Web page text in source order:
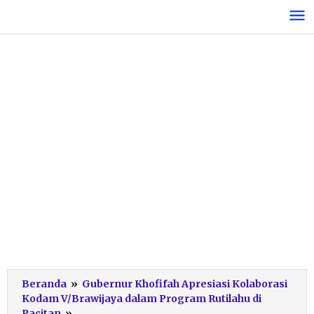
konten
Beranda » Gubernur Khofifah Apresiasi Kolaborasi
Kodam V/Brawijaya dalam Program Rutilahu di